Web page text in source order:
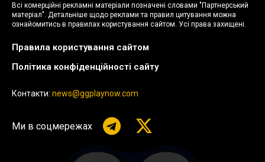
Всі комерційні рекламні матеріали позначені словами "Партнерський
матеріал". Детальніше щодо реклами та правил цитування можна
ознайомитись в правилах користування сайтом. Усі права захищені.
Правила користування сайтом
Політика конфіденційності сайту
Контакти: news@ggplaynow.com
Ми в соцмережах